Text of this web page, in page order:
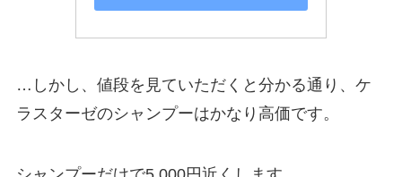
…しかし、値段を見ていただくと分かる通り、ケ
ラスターゼのシャンプーはかなり高価です。